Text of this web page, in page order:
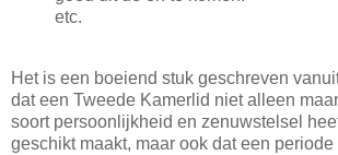
etc.
Het is een boeiend stuk geschreven
dat een Tweede Kamerlid niet alleen
soort persoonlijkheid en zenuwstelsel
geschikt maakt, maar ook dat een